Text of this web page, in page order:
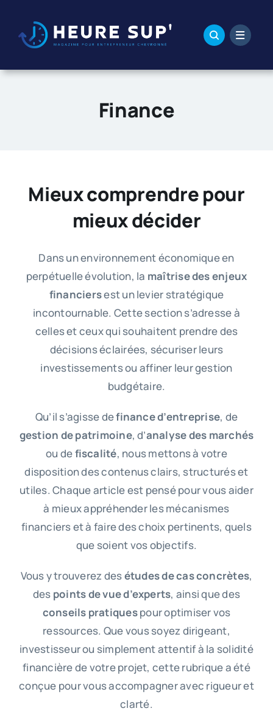
contenu
Finance
Mieux comprendre pour
mieux décider
Dans un environnement économique en
perpétuelle évolution, la maîtrise des enjeux
financiersest un levier stratégique
incontournable. Cette section s’adresse à
celles et ceux qui souhaitent prendre des
décisions éclairées, sécuriser leurs
investissements ou affiner leur gestion
budgétaire.
Qu’il s’agisse definance d’entreprise, de
gestion de patrimoine, d’analyse des marchés
ou defiscalité, nous mettons à votre
disposition des contenus clairs, structurés et
utiles. Chaque article est pensé pour vous aider
à mieux appréhender les mécanismes
financiers et à faire des choix pertinents, quels
que soient vos objectifs.
Vous y trouverez desétudes de cas concrètes,
des points de vue d’experts, ainsi que des
conseils pratiquespour optimiser vos
ressources. Que vous soyez dirigeant,
investisseur ou simplement attentif à la solidité
financière de votre projet, cette rubrique a été
conçue pour vous accompagner avec rigueur et
clarté.